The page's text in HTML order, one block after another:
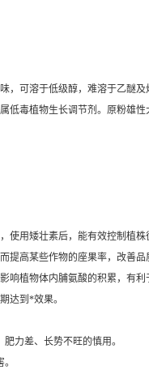
，可溶于低级醇，难溶于乙醚
低毒植物生长调节剂。原粉雄性
使用矮壮素后，能有效控制植
提高某些作物的座果率，改善品
响植物体内脯氨酸的积累，有
达到*效果。
力差、长势不旺的慎用。